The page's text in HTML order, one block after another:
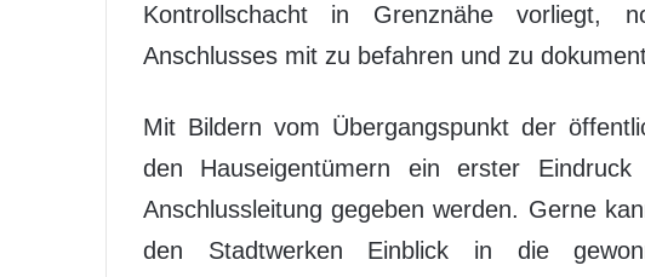
Kontrollschacht in Grenznähe vorliegt,
Anschlusses mit zu befahren und zu
Mit Bildern vom Übergangspunkt der
den Hauseigentümern ein erster
Anschlussleitung gegeben werden. Gerne
den Stadtwerken Einblick in die